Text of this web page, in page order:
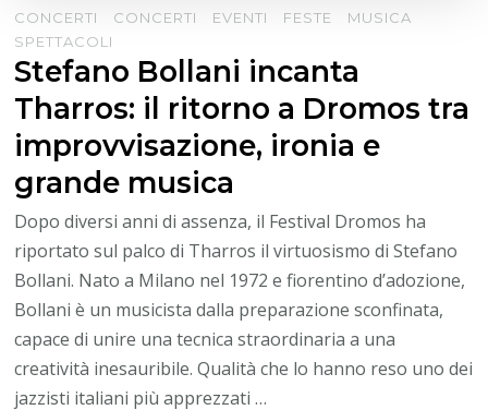
CONCERTI CONCERTI EVENTI FESTE
MUSICA
SPETTACOLI
Stefano Bollani incanta
Tharros: il ritorno a Dromos tra
improvvisazione, ironia e
grande musica
Dopo diversi anni di assenza, il Festival Dromos ha
riportato sul palco di Tharros il virtuosismo di Stefano
Bollani. Nato a Milano nel 1972 e fiorentino d’adozione,
Bollani è un musicista dalla preparazione sconfinata,
capace di unire una tecnica straordinaria a una
creatività inesauribile. Qualità che lo hanno reso uno dei
jazzisti italiani più apprezzati …